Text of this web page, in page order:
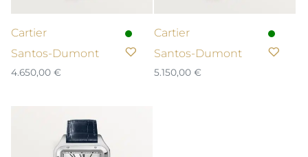
Cartier
Santos-Dumont
4.650,00 €
Cartier
Santos-Dumont
5.150,00 €